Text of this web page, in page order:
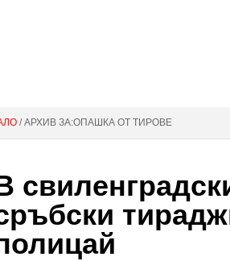
/ АРХИВ ЗА:ОПАШКА ОТ ТИРОВЕ